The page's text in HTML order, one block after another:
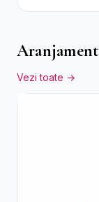
Ferrero
Vezi toate →